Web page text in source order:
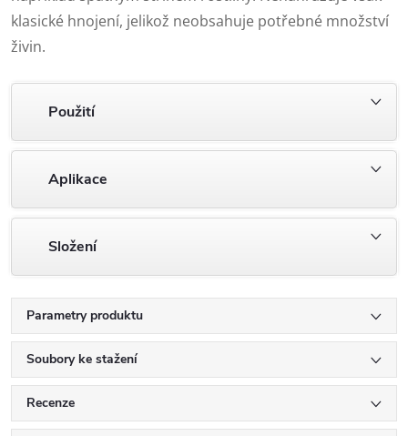
klasické hnojení, jelikož neobsahuje potřebné množství
živin.
Použití
Aplikace
Složení
Parametry produktu
Soubory ke stažení
Recenze